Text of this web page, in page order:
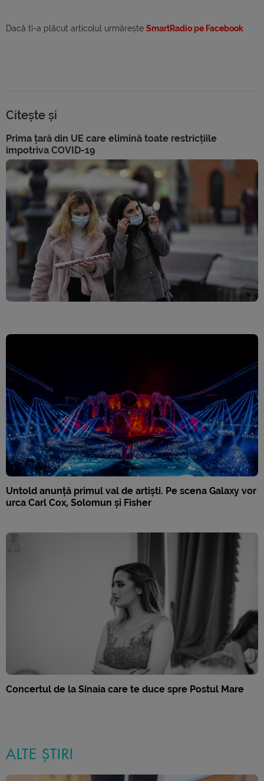
Dacă ti-a plăcut articolul urmărește SmartRadio pe Facebook
Citește și
Prima țară din UE care elimină toate restricțiile
împotriva COVID-19
Untold anunță primul val de artiști. Pe scena Galaxy vor
urca Carl Cox, Solomun și Fisher
Concertul de la Sinaia care te duce spre Postul Mare
ALTE ȘTIRI